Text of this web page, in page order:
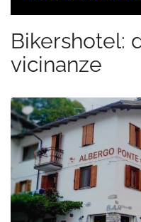
Bikershotel:
vicinanze